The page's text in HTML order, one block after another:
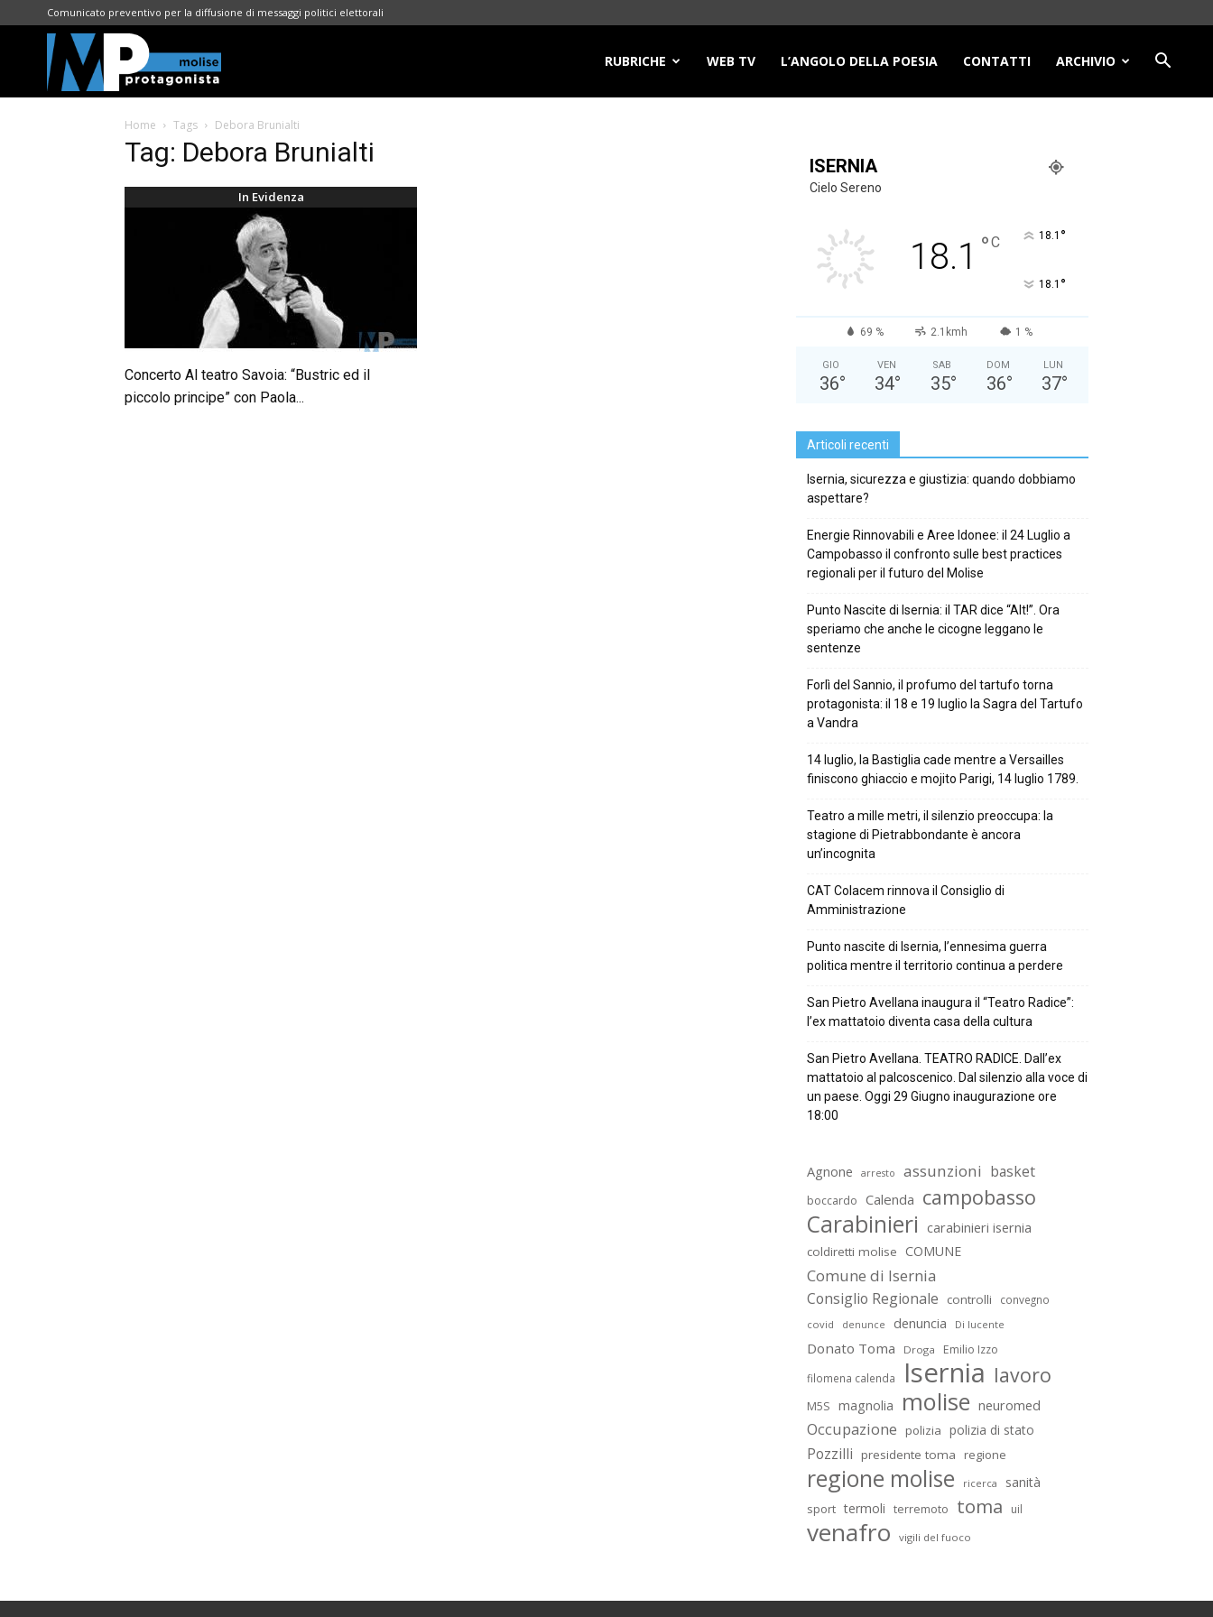
Comunicato preventivo per la diffusione di messaggi politici elettorali
Protagonista
RUBRICHE WEB TV L’ANGOLO DELLA POESIA CONTATTI ARCHIVIO
Home Tags Debora Brunialti
Tag: Debora Brunialti
In Evidenza
Concerto Al teatro Savoia: “Bustric ed il
piccolo principe” con Paola...
ISERNIA
Cielo Sereno
18.1 °C 18.1 °
18.1 °
69 % 2.1kmh 1 %
GIO
36°
VEN
34°
SAB
35°
DOM
36°
LUN
37°
Articoli recenti
Isernia, sicurezza e giustizia: quando dobbiamo
aspettare?
Energie Rinnovabili e Aree Idonee: il 24 Luglio a
Campobasso il confronto sulle best practices
regionali per il futuro del Molise
Punto Nascite di Isernia: il TAR dice “Alt!”. Ora
speriamo che anche le cicogne leggano le
sentenze
Forlì del Sannio, il profumo del tartufo torna
protagonista: il 18 e 19 luglio la Sagra del Tartufo
a Vandra
14 luglio, la Bastiglia cade mentre a Versailles
finiscono ghiaccio e mojito Parigi, 14 luglio 1789.
Teatro a mille metri, il silenzio preoccupa: la
stagione di Pietrabbondante è ancora
un’incognita
CAT Colacem rinnova il Consiglio di
Amministrazione
Punto nascite di Isernia, l’ennesima guerra
politica mentre il territorio continua a perdere
San Pietro Avellana inaugura il “Teatro Radice”:
l’ex mattatoio diventa casa della cultura
San Pietro Avellana. TEATRO RADICE. Dall’ex
mattatoio al palcoscenico. Dal silenzio alla voce di
un paese. Oggi 29 Giugno inaugurazione ore
18:00
Agnone arresto assunzioni basket
boccardo Calenda campobasso
Carabinieri carabinieri isernia
coldiretti molise COMUNE
Comune di Isernia
Consiglio Regionale controlli convegno
covid denunce denuncia Di lucente
Donato Toma Droga Emilio Izzo
filomena calenda Isernia lavoro
M5S magnolia molise neuromed
Occupazione polizia polizia di stato
Pozzilli presidente toma regione
regione molise ricerca sanità
sport termoli terremoto toma uil
venafro vigili del fuoco